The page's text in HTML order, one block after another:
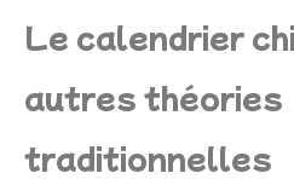
Le calendrier
autres théories
traditionnelles